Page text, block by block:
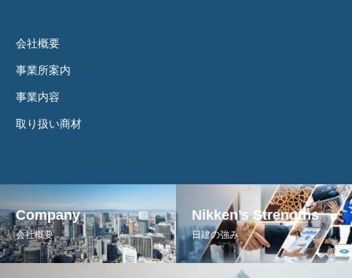
会社概要
事業所案内
事業内容
取り扱い商材
Company
会社概要
Nikken’s Strengths
日建の強み